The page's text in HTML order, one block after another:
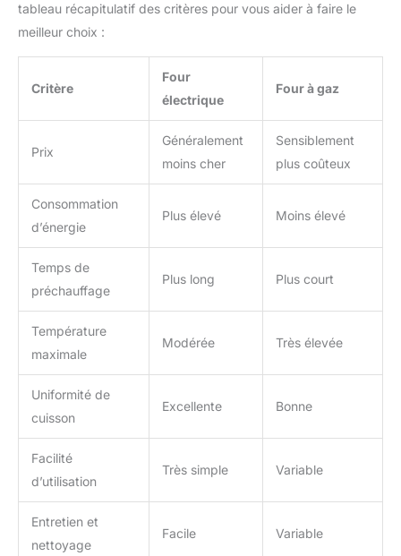
tableau récapitulatif des critères pour vous aider à faire le
meilleur choix :
Critère
Four
électrique
Four à gaz
Prix
Généralement
moins cher
Sensiblement
plus coûteux
Consommation
d’énergie
Plus élevé Moins élevé
Temps de
préchauffage
Plus long Plus court
Température
maximale
Modérée Très élevée
Uniformité de
cuisson
Excellente Bonne
Facilité
d’utilisation
Très simple Variable
Entretien et
nettoyage
Facile Variable